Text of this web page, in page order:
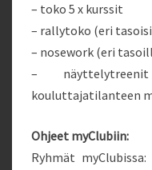
– toko 5 x kurssit
– rallytoko (eri
– nosework (eri
–
kouluttajatilanteen
Ohjeet myClubiin:
Ryhmät myClubissa: